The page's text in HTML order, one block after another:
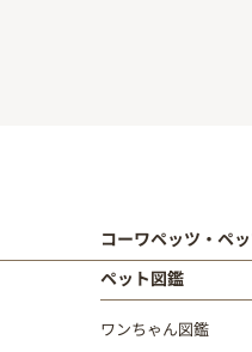
コーワペッツ・ペ
ペット図鑑
ワンちゃん図鑑